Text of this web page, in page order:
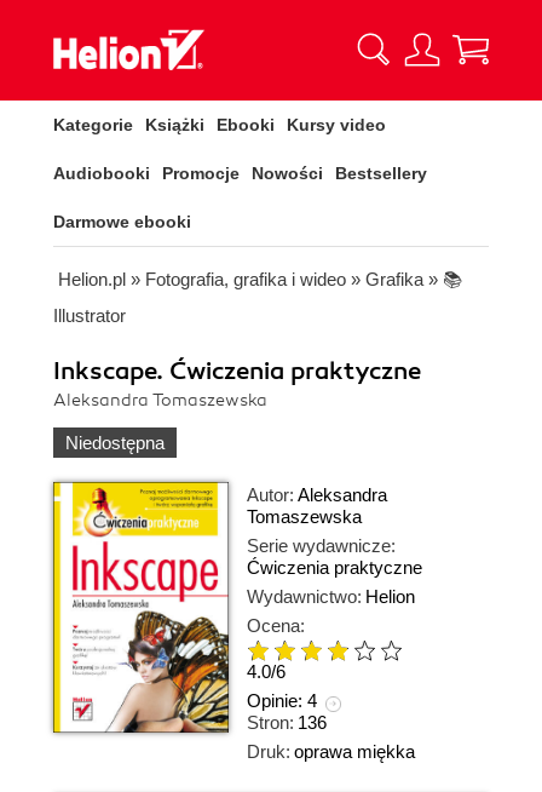
Kategorie Książki Ebooki Kursy video
Audiobooki Promocje Nowości Bestsellery
Darmowe ebooki
Helion.pl » Fotografia, grafika i wideo » Grafika » 📚
Illustrator
Inkscape. Ćwiczenia praktyczne
Aleksandra Tomaszewska
Niedostępna
Autor: Aleksandra
Tomaszewska
Serie wydawnicze:
Ćwiczenia praktyczne
Wydawnictwo: Helion
Ocena:
4.0/6
Opinie: 4
Stron: 136
Druk: oprawa miękka